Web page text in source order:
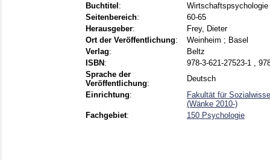
Buchtitel :
Wirtschaftspsychologie
Seitenbereich:
60-65
Herausgeber:
Frey, Dieter
Ort der Veröffentlichung:
Weinheim ; Basel
Verlag:
Beltz
ISBN :
978-3-621-27523-1 ,
Sprache der
Veröffentlichung:
Deutsch
Einrichtung:
Fakultät für
(Wänke 2010-)
Fachgebiet: 150 Psychologie